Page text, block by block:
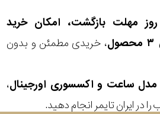
ارسال رایگان، ۳۰ روز مهلت بازگشت، امکان خرید
، خریدی مطمئن و بدون
،
در ایران تایمر انجام دهید.